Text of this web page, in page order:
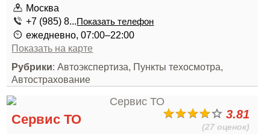
Москва
+7 (985) 8...Показать телефон
ежедневно, 07:00–22:00
Показать на карте
Рубрики: Автоэкспертиза, Пункты техосмотра,
Автострахование
3.81
(27 оценок)
Сервис ТО